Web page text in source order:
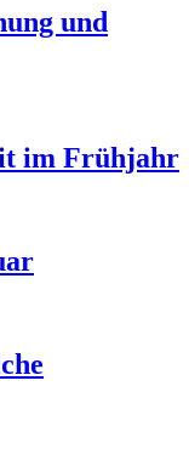
und
im Frühjahr